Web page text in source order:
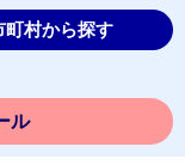
町村から探す
ル